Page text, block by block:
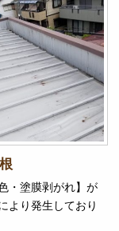
・塗膜剥がれ】が
より発生しており